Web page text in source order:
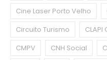
Cine Laser Porto Velho
Circuito Turismo
CLAPI
CMPV
CNH Social